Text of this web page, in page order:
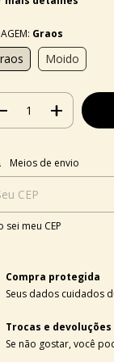
Graos
Moido
para o CEP:
Meios de envio
sei meu CEP
Compra protegida
Seus dados cuidados
Trocas e devoluções
Se não gostar, você